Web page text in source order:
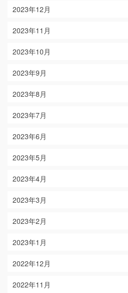
2023年12月
2023年11月
2023年10月
2023年9月
2023年8月
2023年7月
2023年6月
2023年5月
2023年4月
2023年3月
2023年2月
2023年1月
2022年12月
2022年11月